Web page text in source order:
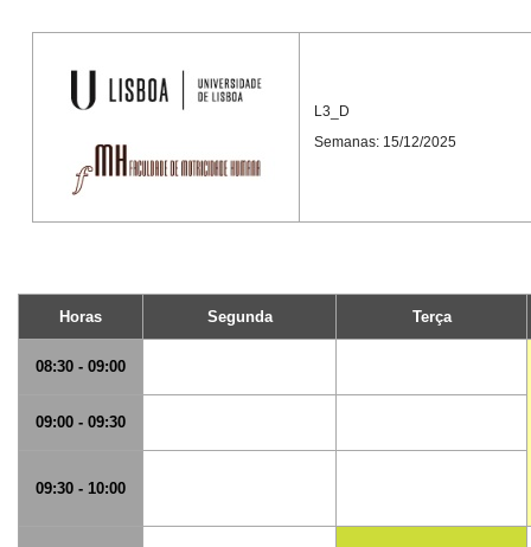
L3_D
Semanas: 15/12/2025
Horas Segunda Terça
08:30 - 09:00
09:00 - 09:30
09:30 - 10:00